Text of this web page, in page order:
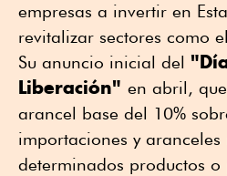
empresas a invertir en
revitalizar sectores como
Su anuncio inicial del
Liberación" en abril,
arancel base del 10%
importaciones y aranceles
determinados productos o